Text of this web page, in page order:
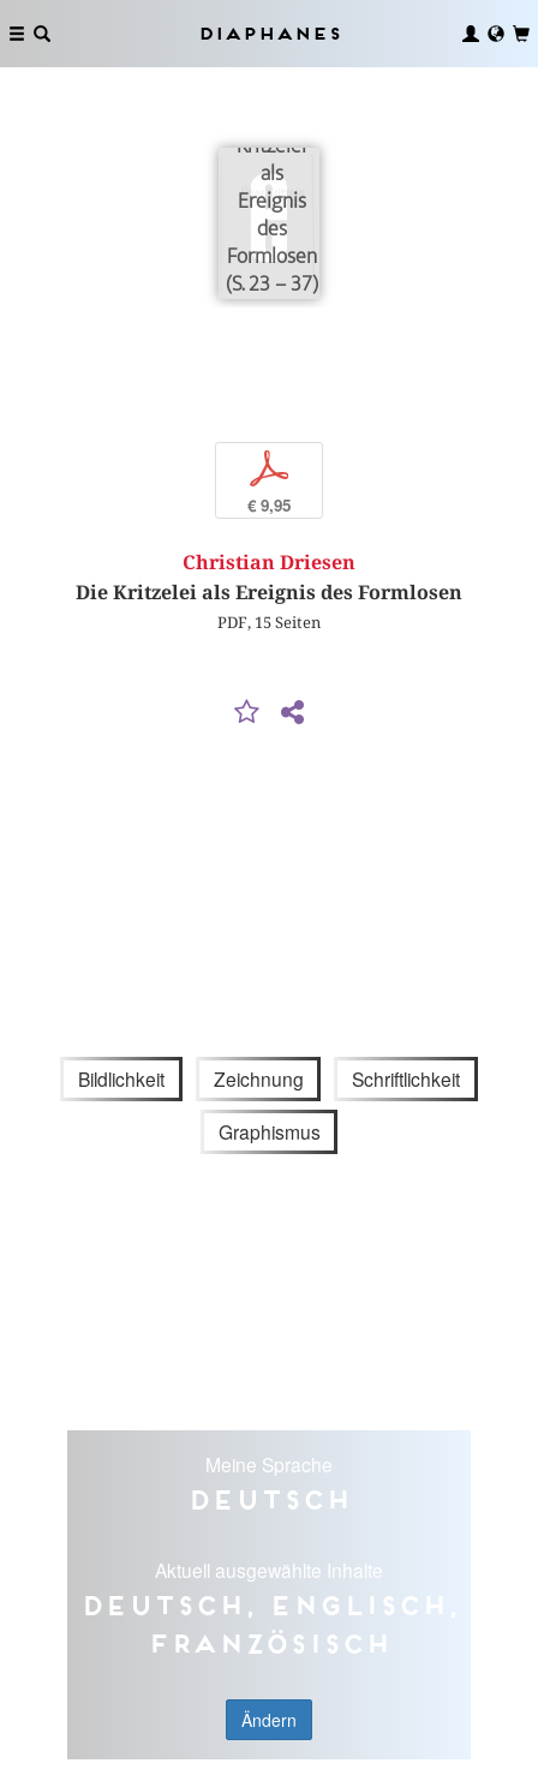
Diaphanes
Kritzelei
als
Ereignis
des
Formlosen
(S. 23 – 37)
p
€ 9,95
Christian Driesen
Die Kritzelei als Ereignis des Formlosen
PDF, 15 Seiten
Bildlichkeit Zeichnung Schriftlichkeit
Graphismus
Meine Sprache
Deutsch
Aktuell ausgewählte Inhalte
Deutsch, Englisch,
Französisch
Ändern